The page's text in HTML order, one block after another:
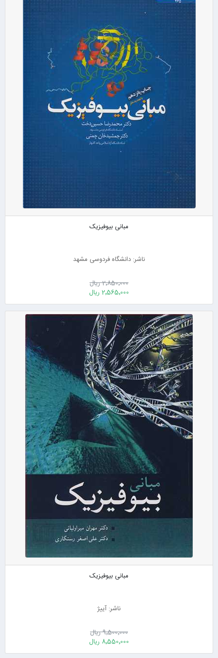
مبانی بیوفیزیک
ناشر: دانشگاه فردوسی مشهد
2٬850٬000 ریال
2٬565٬000 ریال
مبانی بیوفیزیک
ناشر: آییژ
9٬500٬000 ریال
8٬550٬000 ریال